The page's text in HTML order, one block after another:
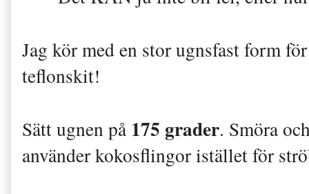
Jag kör med en stor ugnsfast form
teflonskit!
Sätt ugnen på 175 grader. Smöra
använder kokosflingor istället för